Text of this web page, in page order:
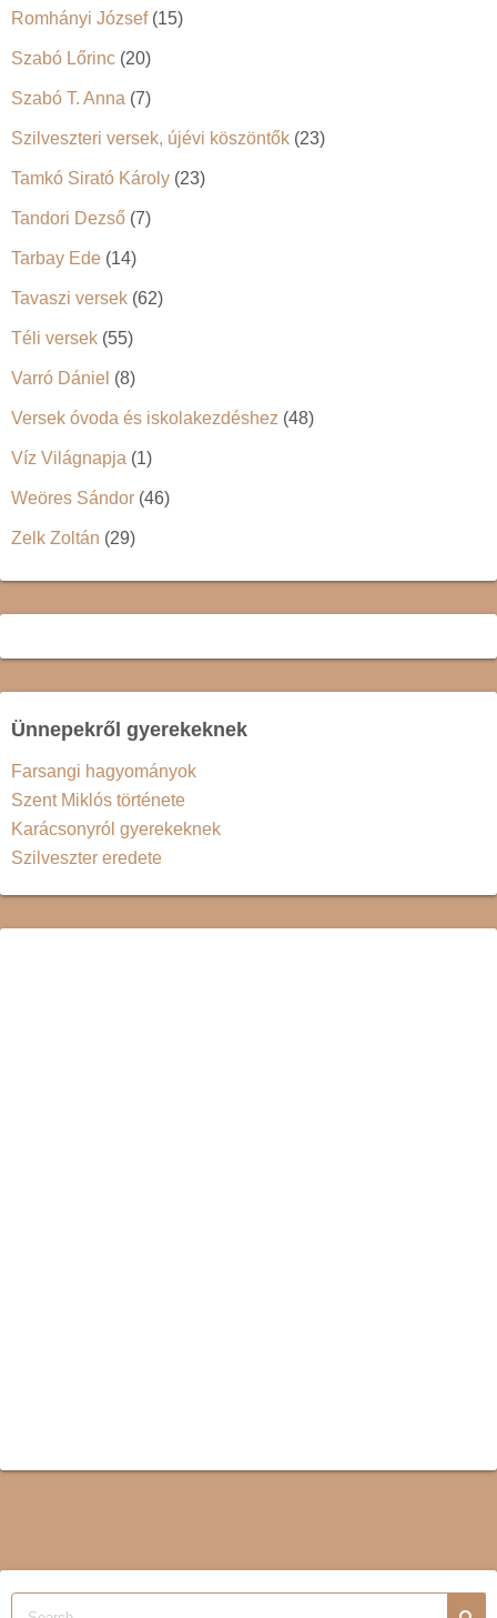
Romhányi József(15)
Szabó Lőrinc (20)
Szabó T. Anna (7)
Szilveszteri versek, újévi köszöntők (23)
Tamkó Sirató Károly (23)
Tandori Dezső (7)
Tarbay Ede (14)
Tavaszi versek (62)
Téli versek (55)
Varró Dániel (8)
Versek óvoda és iskolakezdéshez (48)
Víz Világnapja (1)
Weöres Sándor (46)
Zelk Zoltán (29)
Ünnepekről gyerekeknek
Farsangi hagyományok
Szent Miklós története
Karácsonyról gyerekeknek
Szilveszter eredete